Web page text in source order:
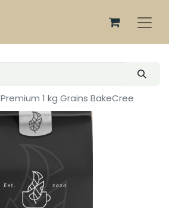
Premium 1 kg Grains BakeCree